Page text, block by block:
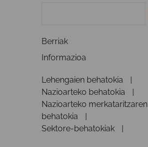
Berriak
Informazioa
Lehengaien behatokia
Nazioarteko behatokia
Nazioarteko merkataritzaren
behatokia
Sektore-behatokiak